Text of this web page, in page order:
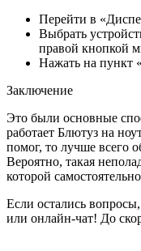
Перейти в
Выбрать
правой кнопкой
Нажать на пункт
Заключение
Это были основные
работает Блютуз на
помог, то лучше всего
Вероятно, такая
которой
Если остались
или онлайн-чат! До